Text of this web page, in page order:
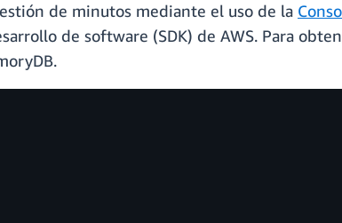
de minutos mediante el uso de la
de software (SDK) de AWS. Para